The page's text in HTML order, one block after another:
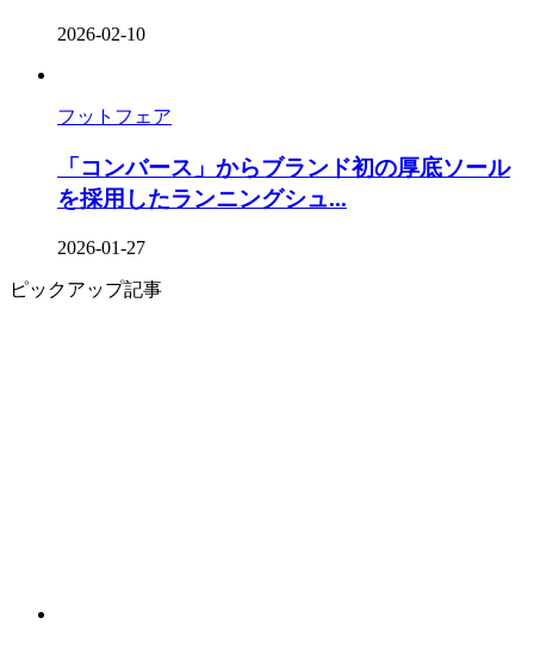
2026-02-10
フットフェア
「コンバース」からブランド初の厚底ソール
を採⽤したランニングシュ...
2026-01-27
ピックアップ記事